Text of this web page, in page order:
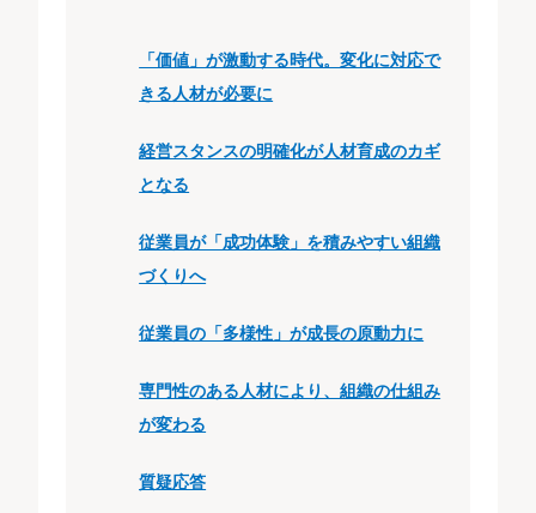
「価値」が激動する時代。変化に対応で
きる人材が必要に
経営スタンスの明確化が人材育成のカギ
となる
従業員が「成功体験」を積みやすい組織
づくりへ
従業員の「多様性」が成長の原動力に
専門性のある人材により、組織の仕組み
が変わる
質疑応答